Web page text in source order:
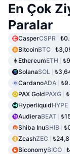
En Çok
Paralar
CasperCSPR
BitcoinBTC
EthereumETH
SolanaSOL
CardanoADA
PAX GoldPAXG
HyperliquidHYPE
AudieraBEAT
Shiba InuSHIB
ZcashZEC
BiconomyBICO